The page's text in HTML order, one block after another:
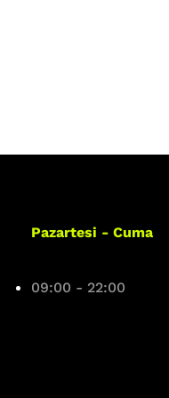
Pazartesi - Cuma
09:00 - 22:00